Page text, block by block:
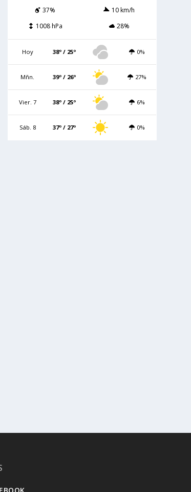
37%
10 km/h
1008 hPa
28%
Hoy 38º / 25º 0%
Mñn. 39º / 26º 27%
Vier. 7 38º / 25º 6%
Sáb. 8 37º / 27º 0%